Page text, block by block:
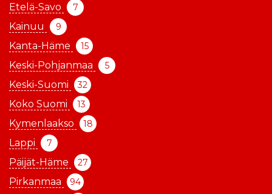
Etelä-Savo 7
Kainuu 9
Kanta-Häme 15
Keski-Pohjanmaa 5
Keski-Suomi 32
Koko Suomi 13
Kymenlaakso 18
Lappi 7
Päijät-Häme 27
Pirkanmaa 94